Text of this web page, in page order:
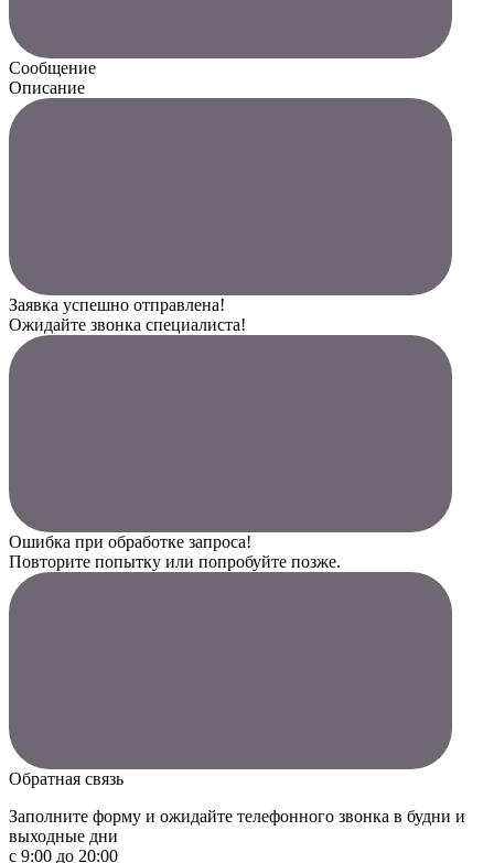
Сообщение
Описание
Заявка успешно отправлена!
Ожидайте звонка специалиста!
Ошибка при обработке запроса!
Повторите попытку или попробуйте позже.
Обратная связь
Заполните форму и ожидайте телефонного звонка в будни и
выходные дни
с 9:00 до 20:00